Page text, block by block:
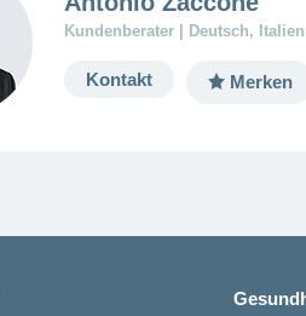
Kundenberater | Deutsch,
Kontakt Merken